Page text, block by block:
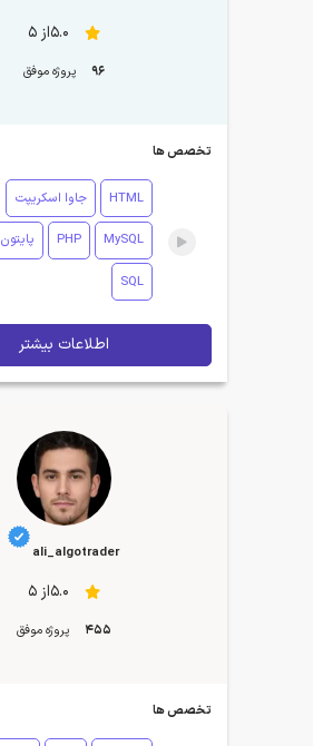
5.0از 5
96 پروژه موفق
تخصص ها
HTML جاوا اسکریپت
MySQL
PHP پایتون
SQL
اطلاعات بیشتر
ali_algotrader
5.0از 5
455 پروژه موفق
تخصص ها